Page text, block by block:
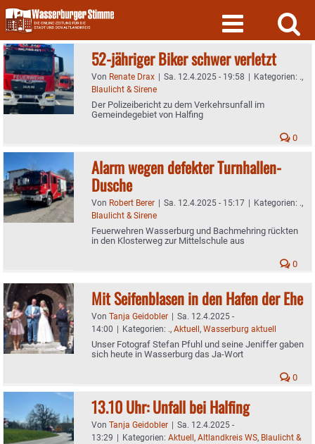
Skip
to
content
52-jähriger Biker schwer verletzt
Von Renate Drax | Sa. 12.4.2025 - 19:58 | Kategorien: .,
Blaulicht & Sirene
Der Polizeibericht zu dem Verkehrsunfall im
Gemeindegebiet von Halfing
0
Alarm wegen defekter Turnhallen-
Dusche
Von Robert Berer | Sa. 12.4.2025 - 15:17 | Kategorien: .,
Blaulicht & Sirene
Feuerwehren Wasserburg und Bachmehring rückten
in den Klosterweg zur Mittelschule aus
0
Mit Seifenblasen in den Hafen der Ehe
Von Tanja Geidobler | Sa. 12.4.2025 -
14:00 | Kategorien: ., Aktuell, Wasserburg aktuell
Unser Fotograf Stefan Pfuhl und seine Jeniffer gaben
sich heute in Wasserburg das Ja-Wort
0
13.10 Uhr: Unfall bei Halfing
Von Tanja Geidobler | Sa. 12.4.2025 -
13:29 | Kategorien: Aktuell, Altlandkreis WS, Blaulicht &